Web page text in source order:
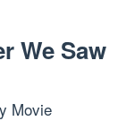
We Saw
Movie